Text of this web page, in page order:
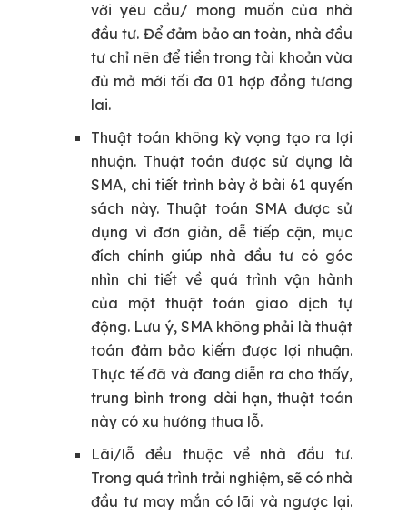
với yêu cầu/ mong muốn của nhà
đầu tư. Để đảm bảo an toàn, nhà đầu
tư chỉ nên để tiền trong tài khoản vừa
đủ mở mới tối đa 01 hợp đồng tương
lai.
Thuật toán không kỳ vọng tạo ra lợi
nhuận. Thuật toán được sử dụng là
SMA, chi tiết trình bày ở bài 61 quyển
sách này. Thuật toán SMA được sử
dụng vì đơn giản, dễ tiếp cận, mục
đích chính giúp nhà đầu tư có góc
nhìn chi tiết về quá trình vận hành
của một thuật toán giao dịch tự
động. Lưu ý, SMA không phải là thuật
toán đảm bảo kiếm được lợi nhuận.
Thực tế đã và đang diễn ra cho thấy,
trung bình trong dài hạn, thuật toán
này có xu hướng thua lỗ.
Lãi/lỗ đều thuộc về nhà đầu tư.
Trong quá trình trải nghiệm, sẽ có nhà
đầu tư may mắn có lãi và ngược lại.